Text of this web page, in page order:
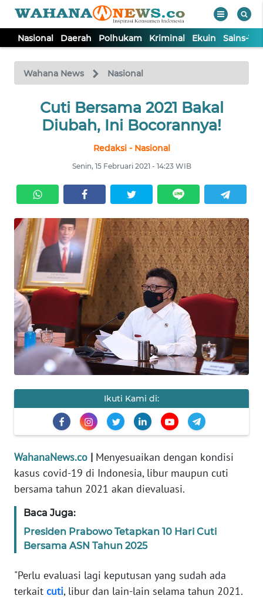
Nasional Daerah Polhukam Kriminal Ekuin Sains-
Wahana News Nasional
Cuti Bersama 2021 Bakal
Diubah, Ini Bocorannya!
Redaksi - Nasional
Senin, 15 Februari 2021 - 14:23 WIB
Ikuti Kami di:
WahanaNews.co | Menyesuaikan dengan kondisi
kasus covid-19 di Indonesia, libur maupun cuti
bersama tahun 2021 akan dievaluasi.
Baca Juga:
Presiden Prabowo Tetapkan 10 Hari Cuti
Bersama ASN Tahun 2025
"Perlu evaluasi lagi keputusan yang sudah ada
terkait cuti, libur dan lain-lain selama tahun 2021.
TV
Tutup
NASIONAL
KRIMINAL
EKUIN
SAINS-TEKNO
KESEHATAN
INTERNASIONAL
SERBA-SERBI
OLAHRAGA
Informasi
BERITA